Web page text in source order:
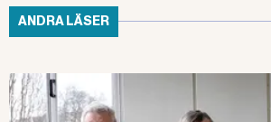
ANDRA LÄSER